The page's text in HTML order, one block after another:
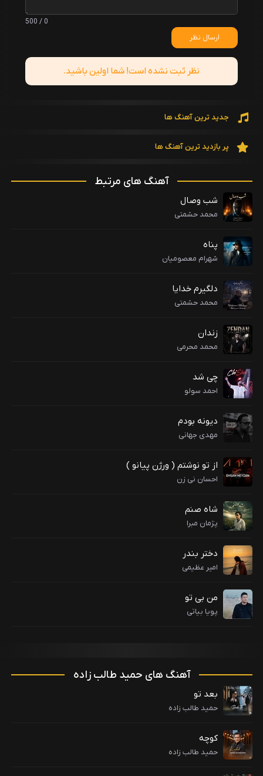
0 / 500
ارسال نظر
نظر ثبت نشده است! شما اولین باشید.
جدید ترین آهنگ ها
پر بازدید ترین آهنگ ها
آهنگ های مرتبط
شب وصال
محمد حشمتی
پناه
شهرام معصومیان
دلگیرم خدایا
محمد حشمتی
زندان
محمد محرمی
چی شد
احمد سولو
دیونه بودم
مهدی جهانی
از تو نوشتم ( ورژن پیانو )
احسان نی زن
شاه صنم
پژمان مبرا
دختر بندر
امیر عظیمی
من بی تو
پویا بیاتی
آهنگ های حمید طالب زاده
بعد تو
حمید طالب زاده
کوچه
حمید طالب زاده